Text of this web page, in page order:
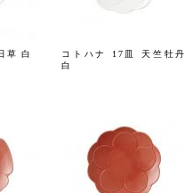
草 白
コトハナ 17皿 天竺牡丹
白